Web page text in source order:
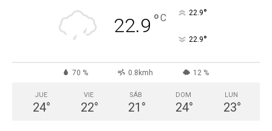
22.9 °C 22.9°
22.9°
70 % 0.8kmh 12 %
JUE
24°
VIE
22°
SÁB
21 °
DOM
24°
LUN
23°